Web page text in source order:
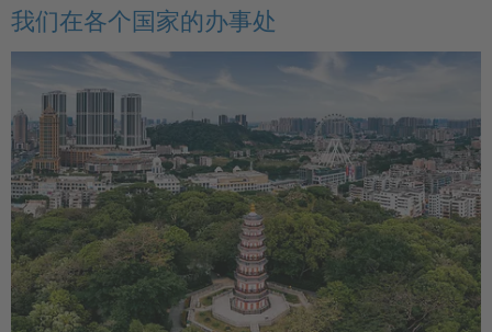
我们在各个国家的办事处